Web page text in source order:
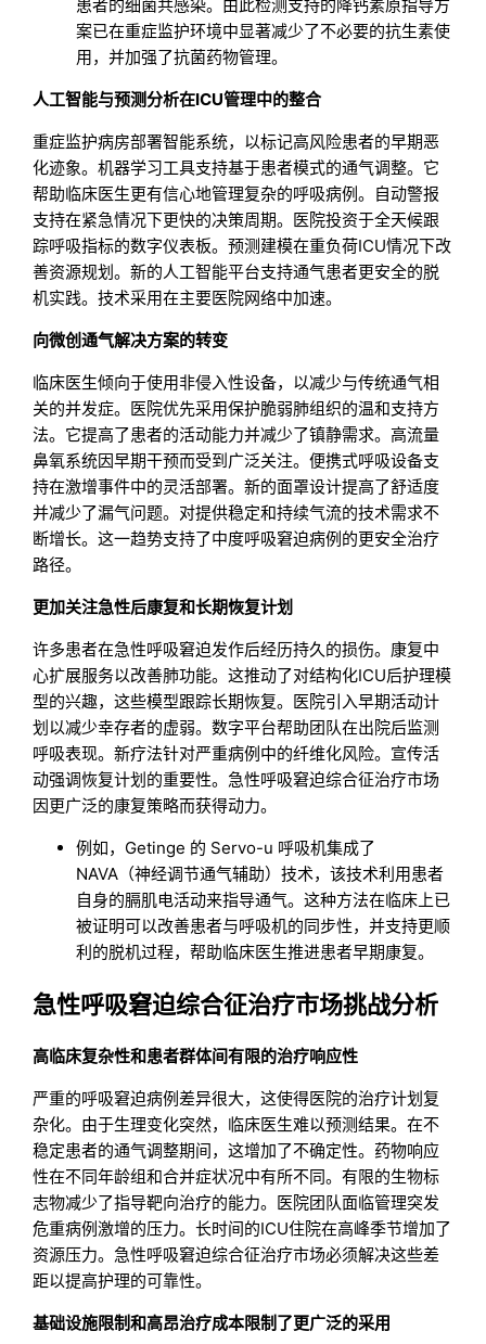
患者的细菌共感染。由此检测支持的降钙素原指导方
案已在重症监护环境中显著减少了不必要的抗生素使
用，并加强了抗菌药物管理。
人工智能与预测分析在ICU管理中的整合
重症监护病房部署智能系统，以标记高风险患者的早期恶
化迹象。机器学习工具支持基于患者模式的通气调整。它
帮助临床医生更有信心地管理复杂的呼吸病例。自动警报
支持在紧急情况下更快的决策周期。医院投资于全天候跟
踪呼吸指标的数字仪表板。预测建模在重负荷ICU情况下改
善资源规划。新的人工智能平台支持通气患者更安全的脱
机实践。技术采用在主要医院网络中加速。
向微创通气解决方案的转变
临床医生倾向于使用非侵入性设备，以减少与传统通气相
关的并发症。医院优先采用保护脆弱肺组织的温和支持方
法。它提高了患者的活动能力并减少了镇静需求。高流量
鼻氧系统因早期干预而受到广泛关注。便携式呼吸设备支
持在激增事件中的灵活部署。新的面罩设计提高了舒适度
并减少了漏气问题。对提供稳定和持续气流的技术需求不
断增长。这一趋势支持了中度呼吸窘迫病例的更安全治疗
路径。
更加关注急性后康复和长期恢复计划
许多患者在急性呼吸窘迫发作后经历持久的损伤。康复中
心扩展服务以改善肺功能。这推动了对结构化ICU后护理模
型的兴趣，这些模型跟踪长期恢复。医院引入早期活动计
划以减少幸存者的虚弱。数字平台帮助团队在出院后监测
呼吸表现。新疗法针对严重病例中的纤维化风险。宣传活
动强调恢复计划的重要性。急性呼吸窘迫综合征治疗市场
因更广泛的康复策略而获得动力。
例如，Getinge 的 Servo-u 呼吸机集成了
NAVA（神经调节通气辅助）技术，该技术利用患者
自身的膈肌电活动来指导通气。这种方法在临床上已
被证明可以改善患者与呼吸机的同步性，并支持更顺
利的脱机过程，帮助临床医生推进患者早期康复。
急性呼吸窘迫综合征治疗市场挑战分析
高临床复杂性和患者群体间有限的治疗响应性
严重的呼吸窘迫病例差异很大，这使得医院的治疗计划复
杂化。由于生理变化突然，临床医生难以预测结果。在不
稳定患者的通气调整期间，这增加了不确定性。药物响应
性在不同年龄组和合并症状况中有所不同。有限的生物标
志物减少了指导靶向治疗的能力。医院团队面临管理突发
危重病例激增的压力。长时间的ICU住院在高峰季节增加了
资源压力。急性呼吸窘迫综合征治疗市场必须解决这些差
距以提高护理的可靠性。
基础设施限制和高昂治疗成本限制了更广泛的采用